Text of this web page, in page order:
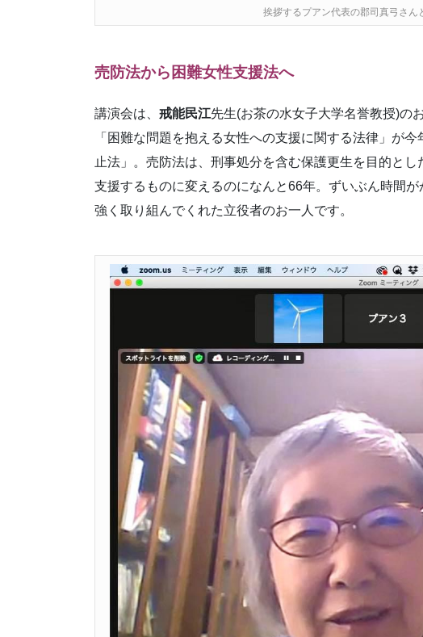
挨拶するプアン代表の郡司真弓さん
売防法から困難女性支援法へ
講演会は、 戒能民江先生(お茶の水女子大学名誉教授)の
「困難な問題を抱える女性への支援に関する法律」が
止法」。売防法は、刑事処分を含む保護更生を目的と
支援するものに変えるのになんと66年。ずいぶん時間
強く取り組んでくれた立役者のお一人です。